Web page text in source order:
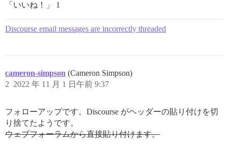
「いいね！」 1
Discourse email messages are incorrectly threaded
cameron-simpson (Cameron Simpson)
2022 年 11 月 1 日午前 9:37
2
フォローアップです。Discourse がヘッダーの貼り付けを切
り捨てたようです。
ウェブフォーラムから直接貼り付けます。